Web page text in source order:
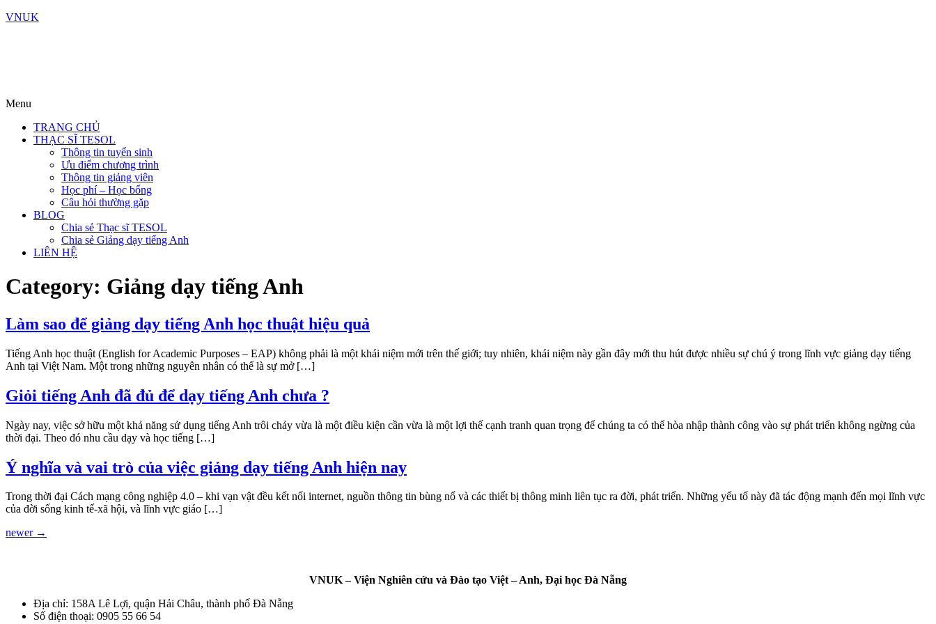
VNUK
Menu
TRANG CHỦ
THẠC SĨ TESOL
Thông tin tuyển sinh
Ưu điểm chương trình
Thông tin giảng viên
Học phí – Học bổng
Câu hỏi thường gặp
BLOG
Chia sẻ Thạc sĩ TESOL
Chia sẻ Giảng dạy tiếng Anh
LIÊN HỆ
Category: Giảng dạy tiếng Anh
Làm sao để giảng dạy tiếng Anh học thuật hiệu quả
Tiếng Anh học thuật (English for Academic Purposes – EAP) không phải là một khái niệm mới trên thế giới; tuy nhiên, khái niệm này gần đây mới thu hút được nhiều sự chú ý trong lĩnh vực giảng dạy tiếng
Anh tại Việt Nam. Một trong những nguyên nhân có thể là sự mở […]
Giỏi tiếng Anh đã đủ để dạy tiếng Anh chưa ?
Ngày nay, việc sở hữu một khả năng sử dụng tiếng Anh trôi chảy vừa là một điều kiện cần vừa là một lợi thế cạnh tranh quan trọng để chúng ta có thể hòa nhập thành công vào sự phát triển không ngừng của
thời đại. Theo đó nhu cầu dạy và học tiếng […]
Ý nghĩa và vai trò của việc giảng dạy tiếng Anh hiện nay
Trong thời đại Cách mạng công nghiệp 4.0 – khi vạn vật đều kết nối internet, nguồn thông tin bùng nổ và các thiết bị thông minh liên tục ra đời, phát triển. Những yếu tố này đã tác động mạnh đến mọi lĩnh vực
của đời sống kinh tế-xã hội, và lĩnh vực giáo […]
newer →
VNUK – Viện Nghiên cứu và Đào tạo Việt – Anh, Đại học Đà Nẵng
Địa chỉ: 158A Lê Lợi, quận Hải Châu, thành phố Đà Nẵng
Số điện thoại: 0905 55 66 54